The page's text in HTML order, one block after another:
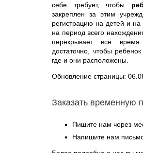
себе требует, чтобы
закреплен за этим
регистрацию на детей и
на период всего
перекрывает всё
достаточно, чтобы
где и они расположены.
Обновление страницы:
Заказать временную
Пишите нам через
Напишите нам